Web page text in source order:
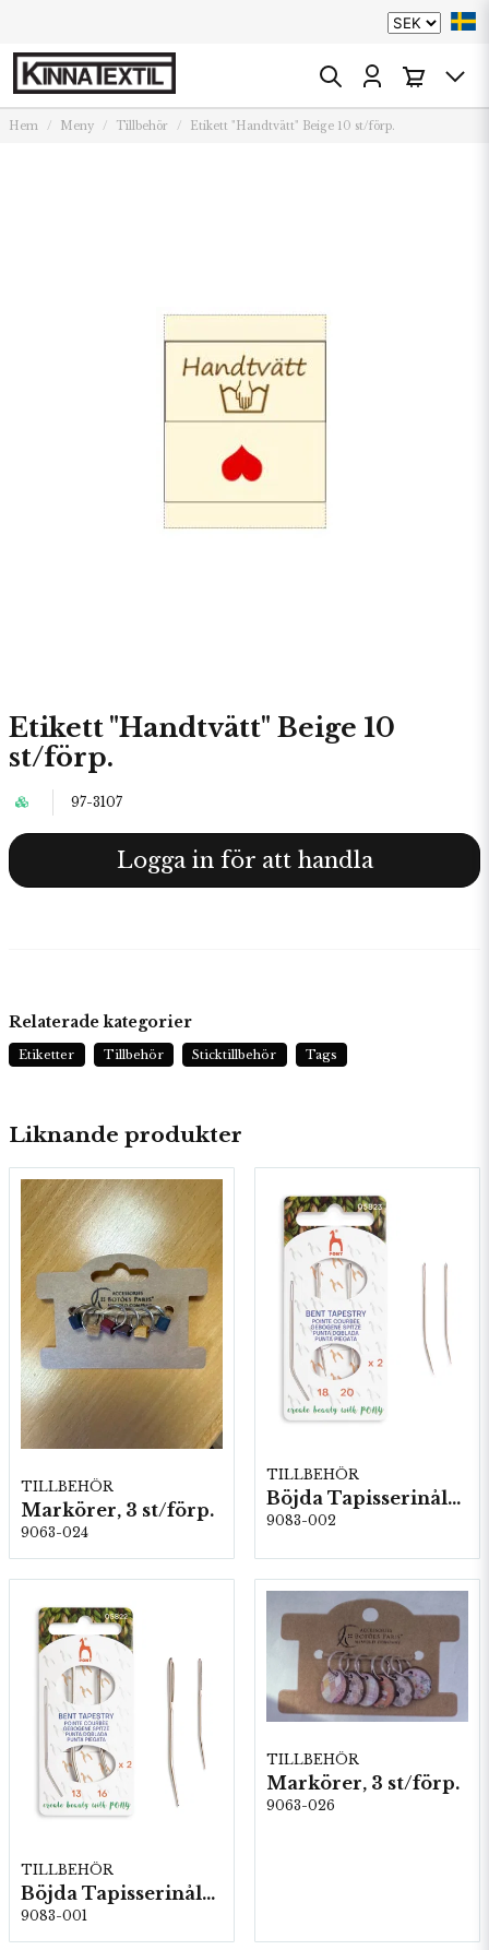
Hem Meny Tillbehör Etikett "Handtvätt" Beige 10 st/förp.
Etikett "Handtvätt" Beige 10
st/förp.
97-3107
Logga in för att handla
Liknande produkter
TILLBEHÖR
Markörer, 3 st/förp.
9063-024
TILLBEHÖR
Böjda Tapisserinålar, Stl: 18 & 20, 5 kartor/fp. (05823)
9083-002
TILLBEHÖR
Böjda Tapisserinålar, Stl: 13 & 16, 5 kartor/fp. (05822)
9083-001
TILLBEHÖR
Markörer, 3 st/förp.
9063-026
Relaterade kategorier
Etiketter Tillbehör Sticktillbehör Tags